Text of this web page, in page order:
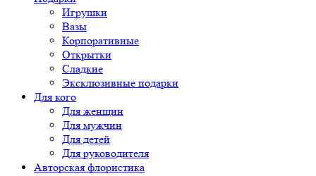
Игрушки
Вазы
Корпоративные
Открытки
Сладкие
Эксклюзивные подарки
Для кого
Для женщин
Для мужчин
Для детей
Для руководителя
Авторская флористика